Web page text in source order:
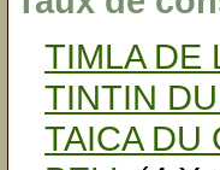
TIMLA DE
TINTIN
TAICA DU